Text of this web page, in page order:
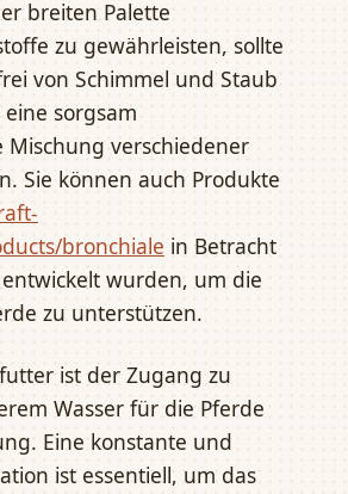
breiten Palette
zu gewährleisten, sollte
von Schimmel und Staub
sorgsam
Mischung verschiedener
Sie können auch Produkte
bronchiale in Betracht
wurden, um die
zu unterstützen.
ist der Zugang zu
Wasser für die Pferde
Eine konstante und
ist essentiell, um das